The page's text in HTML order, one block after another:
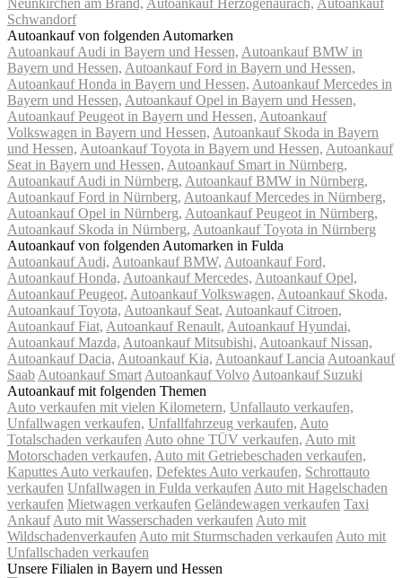
Neunkirchen am Brand, Autoankauf Herzogenaurach, Autoankauf
Schwandorf
Autoankauf von folgenden Automarken
Autoankauf Audi in Bayern und Hessen, Autoankauf BMW in
Bayern und Hessen, Autoankauf Ford in Bayern und Hessen,
Autoankauf Honda in Bayern und Hessen, Autoankauf Mercedes in
Bayern und Hessen, Autoankauf Opel in Bayern und Hessen,
Autoankauf Peugeot in Bayern und Hessen, Autoankauf
Volkswagen in Bayern und Hessen, Autoankauf Skoda in Bayern
und Hessen, Autoankauf Toyota in Bayern und Hessen, Autoankauf
Seat in Bayern und Hessen, Autoankauf Smart in Nürnberg,
Autoankauf Audi in Nürnberg, Autoankauf BMW in Nürnberg,
Autoankauf Ford in Nürnberg, Autoankauf Mercedes in Nürnberg,
Autoankauf Opel in Nürnberg, Autoankauf Peugeot in Nürnberg,
Autoankauf Skoda in Nürnberg, Autoankauf Toyota in Nürnberg
Autoankauf von folgenden Automarken in Fulda
Autoankauf Audi, Autoankauf BMW, Autoankauf Ford,
Autoankauf Honda, Autoankauf Mercedes, Autoankauf Opel,
Autoankauf Peugeot, Autoankauf Volkswagen, Autoankauf Skoda,
Autoankauf Toyota, Autoankauf Seat, Autoankauf Citroen,
Autoankauf Fiat, Autoankauf Renault, Autoankauf Hyundai,
Autoankauf Mazda, Autoankauf Mitsubishi, Autoankauf Nissan,
Autoankauf Dacia, Autoankauf Kia, Autoankauf Lancia Autoankauf
Saab Autoankauf Smart Autoankauf Volvo Autoankauf Suzuki
Autoankauf mit folgenden Themen
Auto verkaufen mit vielen Kilometern, Unfallauto verkaufen,
Unfallwagen verkaufen, Unfallfahrzeug verkaufen, Auto
Totalschaden verkaufen Auto ohne TÜV verkaufen, Auto mit
Motorschaden verkaufen, Auto mit Getriebeschaden verkaufen,
Kaputtes Auto verkaufen, Defektes Auto verkaufen, Schrottauto
verkaufen Unfallwagen in Fulda verkaufen Auto mit Hagelschaden
verkaufen Mietwagen verkaufen Geländewagen verkaufen Taxi
Ankauf Auto mit Wasserschaden verkaufen Auto mit
Wildschadenverkaufen Auto mit Sturmschaden verkaufen Auto mit
Unfallschaden verkaufen
Unsere Filialen in Bayern und Hessen